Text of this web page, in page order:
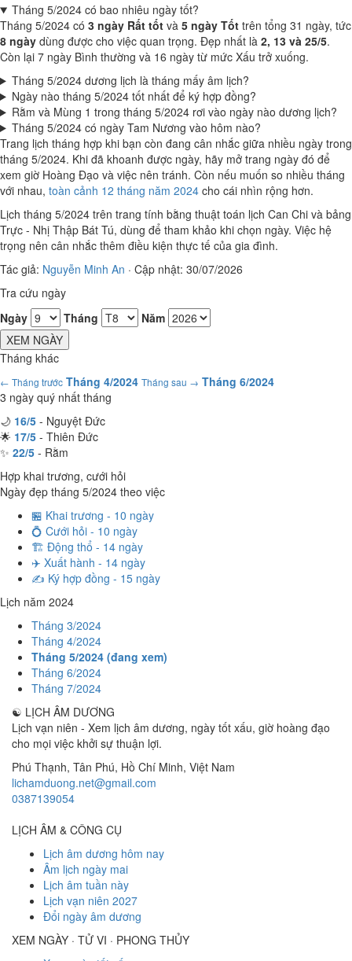
Tháng 5/2024 có bao nhiêu ngày tốt?
Tháng 5/2024 có 3 ngày Rất tốt và 5 ngày Tốt trên tổng 31 ngày, tức
8 ngày dùng được cho việc quan trọng. Đẹp nhất là 2, 13 và 25/5.
Còn lại 7 ngày Bình thường và 16 ngày từ mức Xấu trở xuống.
Tháng 5/2024 dương lịch là tháng mấy âm lịch?
Ngày nào tháng 5/2024 tốt nhất để ký hợp đồng?
Rằm và Mùng 1 trong tháng 5/2024 rơi vào ngày nào dương lịch?
Tháng 5/2024 có ngày Tam Nương vào hôm nào?
Trang lịch tháng hợp khi bạn còn đang cân nhắc giữa nhiều ngày trong
tháng 5/2024. Khi đã khoanh được ngày, hãy mở trang ngày đó để
xem giờ Hoàng Đạo và việc nên tránh. Còn nếu muốn so nhiều tháng
với nhau, toàn cảnh 12 tháng năm 2024 cho cái nhìn rộng hơn.
Lịch tháng 5/2024 trên trang tính bằng thuật toán lịch Can Chi và bảng
Trực - Nhị Thập Bát Tú, dùng để tham khảo khi chọn ngày. Việc hệ
trọng nên cân nhắc thêm điều kiện thực tế của gia đình.
Tác giả: Nguyễn Minh An · Cập nhật: 30/07/2026
Tra cứu ngày
Ngày
Tháng
Năm
XEM NGÀY
Tháng khác
← Tháng trước Tháng 4/2024 Tháng sau → Tháng 6/2024
3 ngày quý nhất tháng
🌙 16/5 - Nguyệt Đức
🌟 17/5 - Thiên Đức
✨ 22/5 - Rằm
Hợp khai trương, cưới hỏi
Ngày đẹp tháng 5/2024 theo việc
🏪 Khai trương - 10 ngày
💍 Cưới hỏi - 10 ngày
🏗️ Động thổ - 14 ngày
✈️ Xuất hành - 14 ngày
✍️ Ký hợp đồng - 15 ngày
Lịch năm 2024
Tháng 3/2024
Tháng 4/2024
Tháng 5/2024 (đang xem)
Tháng 6/2024
Tháng 7/2024
☯ LỊCH ÂM DƯƠNG
Lịch vạn niên - Xem lịch âm dương, ngày tốt xấu, giờ hoàng đạo
cho mọi việc khởi sự thuận lợi.
Phú Thạnh, Tân Phú, Hồ Chí Minh, Việt Nam
lichamduong.net@gmail.com
0387139054
LỊCH ÂM & CÔNG CỤ
Lịch âm dương hôm nay
Âm lịch ngày mai
Lịch âm tuần này
Lịch vạn niên 2027
Đổi ngày âm dương
XEM NGÀY · TỬ VI · PHONG THỦY